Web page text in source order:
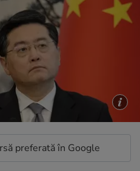
preferată în Google